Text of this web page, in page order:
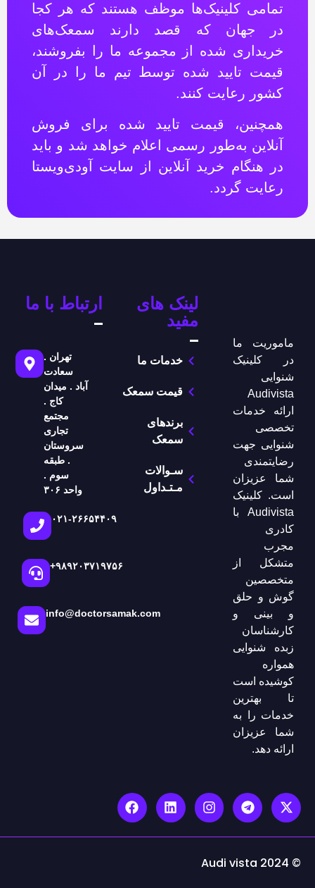
تمامی کلینیک‌ها موظف هستند که هر کجا
در جهان که قصد دارند سمعک‌های
خریداری شده از مجموعه ما را بفروشند،
قیمت تایید شده توسط تیم ما را در آن
کشور رعایت کنند.
همچنین، قیمت تایید شده برای فروش
آنلاین به‌طور رسمی اعلام خواهد شد و باید
در هنگام خرید آنلاین از سایت آودی‌ویستا
رعایت گردد.
ماموریت ما
در کلینیک
شنوایی
Audivista
ارائه خدمات
تخصصی
شنوایی جهت
رضایتمندی
شما عزیزان
است. کلینیک
Audivista با
کادری
مجرب
متشکل از
متخصصین
گوش و حلق
و بینی و
کارشناسان
زبده شنوایی
همواره
کوشیده است
تا بهترین
خدمات را به
شما عزیزان
ارائه دهد.
لینک های
مفید
خدمات ما
قیمت سمعک
برندهای
سمعک
سـوالات
مـتـداول
ارتباط با ما
تهران .
سعادت
آباد . میدان
کاج .
مجتمع
تجاری
سروستان
. طبقه
سوم .
واحد ۳۰۶
۰۲۱-۲۶۶۵۴۴۰۹
+۹۸۹۲۰۳۷۱۹۷۵۶
info@doctorsamak.com
© Audi vista 2024